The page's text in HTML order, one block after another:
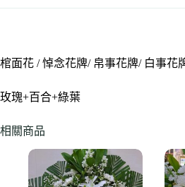
棺面花 / 悼念花牌/ 帛事花牌/ 白事花
玫瑰+百合+綠葉
相關商品